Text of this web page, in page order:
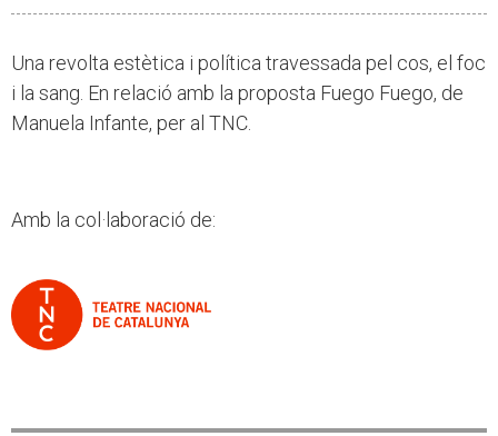
Una revolta estètica i política travessada pel cos, el foc
i la sang. En relació amb la proposta Fuego Fuego, de
Manuela Infante, per al TNC.
Amb la col·laboració de: